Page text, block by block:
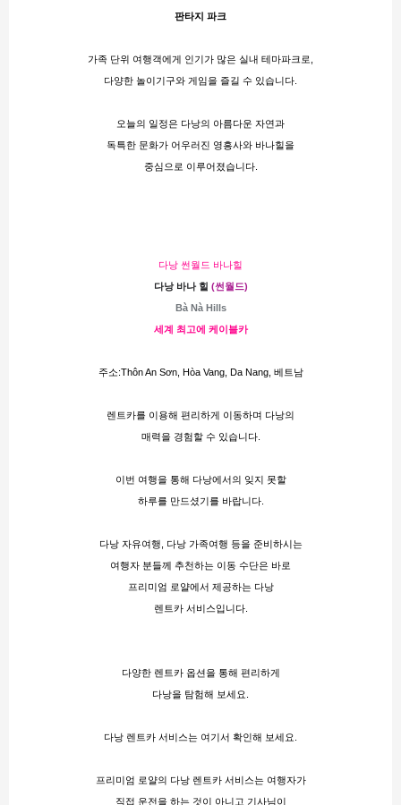
판타지 파크
가족 단위 여행객에게 인기가 많은 실내 테마파크로,
다양한 놀이기구와 게임을 즐길 수 있습니다​​.
오늘의 일정은 다낭의 아름다운 자연과
독특한 문화가 어우러진 영흥사와 바나힐을
중심으로 이루어졌습니다.
다낭 썬월드 바나힐
다낭 바나 힐 (썬월드)
Bà Nà Hills
세계 최고에 케이블카
주소:Thôn An Sơn, Hòa Vang, Da Nang, 베트남
렌트카를 이용해 편리하게 이동하며 다낭의
매력을 경험할 수 있습니다.
이번 여행을 통해 다낭에서의 잊지 못할
하루를 만드셨기를 바랍니다.
다낭 자유여행, 다낭 가족여행 등을 준비하시는
여행자 분들께 추천하는 이동 수단은 바로
프리미엄 로얄에서 제공하는 다낭
렌트카 서비스입니다.
다양한 렌트카 옵션을 통해 편리하게
다낭을 탐험해 보세요.
다낭 렌트카 서비스는 여기서 확인해 보세요
프리미엄 로얄의 다낭 렌트카 서비스는 여행자가
직접 운전을 하는 것이 아니고 기사님이